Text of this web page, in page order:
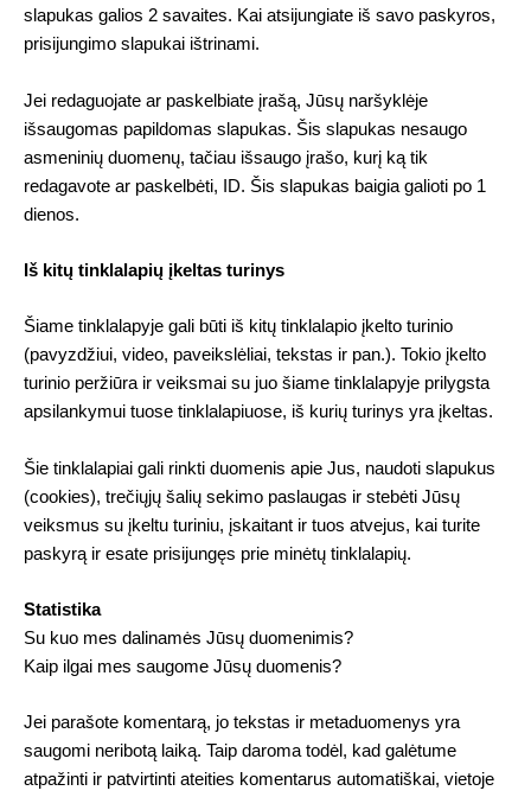
slapukas galios 2 savaites. Kai atsijungiate iš savo paskyros,
prisijungimo slapukai ištrinami.
Jei redaguojate ar paskelbiate įrašą, Jūsų naršyklėje
išsaugomas papildomas slapukas. Šis slapukas nesaugo
asmeninių duomenų, tačiau išsaugo įrašo, kurį ką tik
redagavote ar paskelbėti, ID. Šis slapukas baigia galioti po 1
dienos.
Iš kitų tinklalapių įkeltas turinys
Šiame tinklalapyje gali būti iš kitų tinklalapio įkelto turinio
(pavyzdžiui, video, paveikslėliai, tekstas ir pan.). Tokio įkelto
turinio peržiūra ir veiksmai su juo šiame tinklalapyje prilygsta
apsilankymui tuose tinklalapiuose, iš kurių turinys yra įkeltas.
Šie tinklalapiai gali rinkti duomenis apie Jus, naudoti slapukus
(cookies), trečiųjų šalių sekimo paslaugas ir stebėti Jūsų
veiksmus su įkeltu turiniu, įskaitant ir tuos atvejus, kai turite
paskyrą ir esate prisijungęs prie minėtų tinklalapių.
Statistika
Su kuo mes dalinamės Jūsų duomenimis?
Kaip ilgai mes saugome Jūsų duomenis?
Jei parašote komentarą, jo tekstas ir metaduomenys yra
saugomi neribotą laiką. Taip daroma todėl, kad galėtume
atpažinti ir patvirtinti ateities komentarus automatiškai, vietoje